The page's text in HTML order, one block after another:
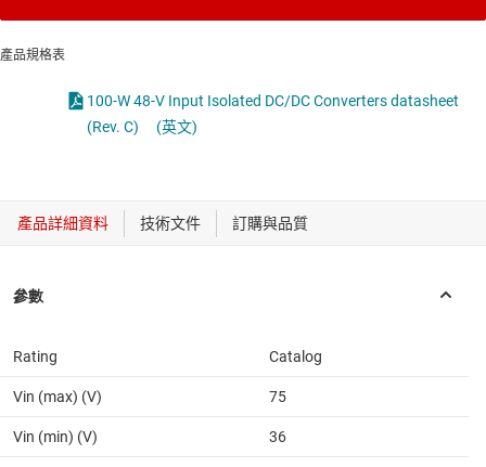
產品規格表
100-W 48-V Input Isolated DC/DC Converters datasheet
(Rev. C)
(英文)
Rating Catalog
Vin (max) (V) 75
Vin (min) (V) 36